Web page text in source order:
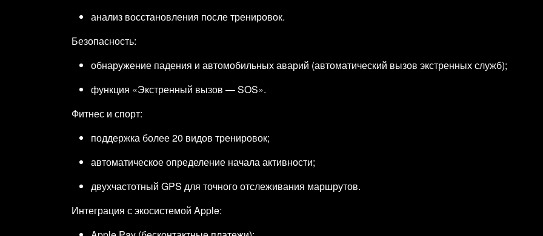
анализ восстановления после тренировок.
Безопасность:
обнаружение падения и автомобильных аварий (автоматический вызов экстренных служб);
функция «Экстренный вызов — SOS».
Фитнес и спорт:
поддержка более 20 видов тренировок;
автоматическое определение начала активности;
двухчастотный GPS для точного отслеживания маршрутов.
Интеграция с экосистемой Apple: